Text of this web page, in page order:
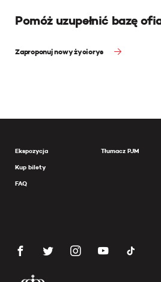
Pomóż uzupełnić bazę
Zaproponuj nowy życiorys
Ekspozycja
Kup bilety
FAQ
Tłumacz PJM